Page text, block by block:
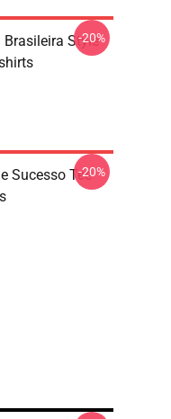
Brasileira Style
-20%
Sucesso Tee-20%